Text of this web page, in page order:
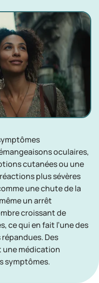
oculaires,
cutanées ou une
plus sévères
une chute de la
un arrêt
croissant de
ce qui en fait l’une des
Des
une médication
symptômes.